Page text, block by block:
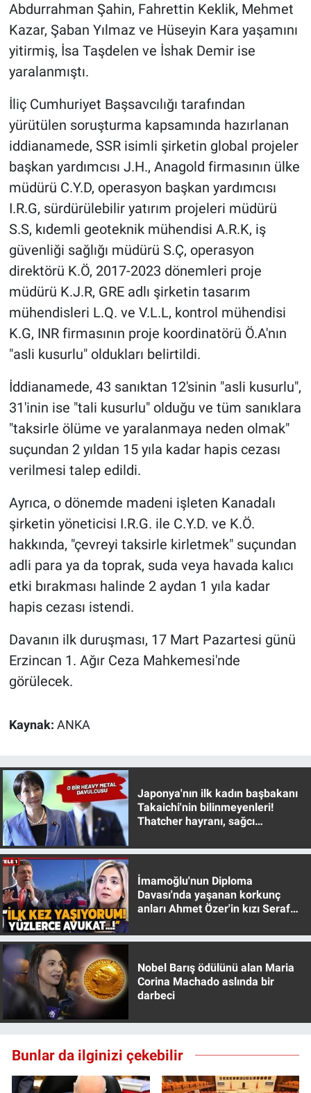
Abdurrahman Şahin, Fahrettin Keklik, Mehmet
Kazar, Şaban Yılmaz ve Hüseyin Kara yaşamını
yitirmiş, İsa Taşdelen ve İshak Demir ise
yaralanmıştı.
İliç Cumhuriyet Başsavcılığı tarafından
yürütülen soruşturma kapsamında hazırlanan
iddianamede, SSR isimli şirketin global projeler
başkan yardımcısı J.H., Anagold firmasının ülke
müdürü C.Y.D, operasyon başkan yardımcısı
I.R.G, sürdürülebilir yatırım projeleri müdürü
S.S, kıdemli geoteknik mühendisi A.R.K, iş
güvenliği sağlığı müdürü S.Ç, operasyon
direktörü K.Ö, 2017-2023 dönemleri proje
müdürü K.J.R, GRE adlı şirketin tasarım
mühendisleri L.Q. ve V.L.L, kontrol mühendisi
K.G, INR firmasının proje koordinatörü Ö.A'nın
"asli kusurlu" oldukları belirtildi.
İddianamede, 43 sanıktan 12'sinin "asli kusurlu",
31'inin ise "tali kusurlu" olduğu ve tüm sanıklara
"taksirle ölüme ve yaralanmaya neden olmak"
suçundan 2 yıldan 15 yıla kadar hapis cezası
verilmesi talep edildi.
Ayrıca, o dönemde madeni işleten Kanadalı
şirketin yöneticisi I.R.G. ile C.Y.D. ve K.Ö.
hakkında, "çevreyi taksirle kirletmek" suçundan
adli para ya da toprak, suda veya havada kalıcı
etki bırakması halinde 2 aydan 1 yıla kadar
hapis cezası istendi.
Davanın ilk duruşması, 17 Mart Pazartesi günü
Erzincan 1. Ağır Ceza Mahkemesi'nde
görülecek.
Kaynak: ANKA
Japonya'nın ilk kadın başbakanı
Takaichi'nin bilinmeyenleri!
Thatcher hayranı, sağcı
İmamoğlu'nun Diploma
Davası'nda yaşanan korkunç
anları Ahmet Özer'in kızı Seraf
Nobel Barış ödülünü alan Maria
Corina Machado aslında bir
darbeci
Bunlar da ilginizi çekebilir
Kimdir
Koronavirüs
Ne demişti
Nedir
Popüler
Programlar
Sağlık
Spor
Teknoloji
Türkiye'nin Gündemi
Yerel Gündem
Canlı Yayın